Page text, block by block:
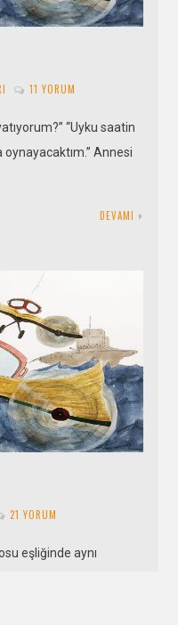
11 YORUM
“Uyku saatin
Annesi
DEVAMI
21 YORUM
eşliğinde aynı